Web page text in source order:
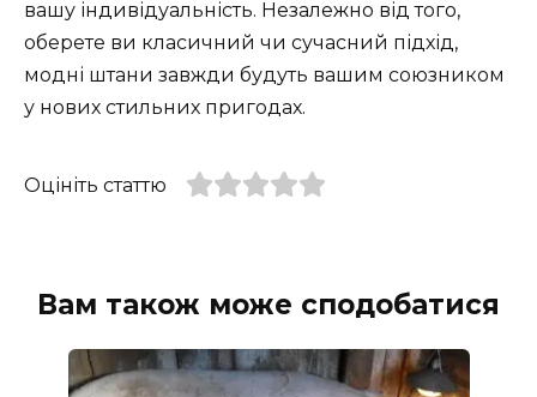
вашу індивідуальність. Незалежно від того,
оберете ви класичний чи сучасний підхід,
модні штани завжди будуть вашим союзником
у нових стильних пригодах.
Оцініть статтю
Вам також може сподобатися